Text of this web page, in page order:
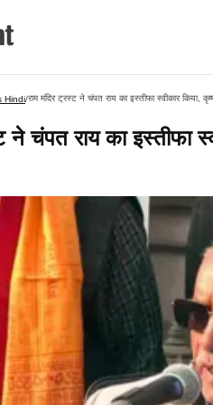
Hindi/राम मंदिर ट्रस्ट ने चंपत राय का इस्तीफा स्वीकार किया,
ने चंपत राय का इस्तीफा